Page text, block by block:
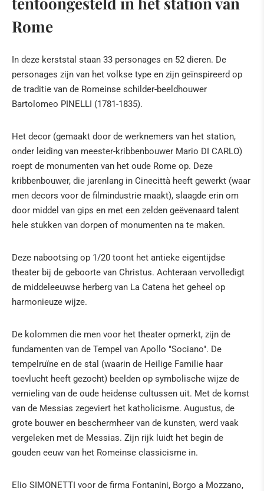
Rome
In deze kerststal staan 33 personages en 52 dieren. De
personages zijn van het volkse type en zijn geïnspireerd op
de traditie van de Romeinse schilder-beeldhouwer
Bartolomeo PINELLI (1781-1835).
Het decor (gemaakt door de werknemers van het station,
onder leiding van meester-kribbenbouwer Mario DI CARLO)
roept de monumenten van het oude Rome op. Deze
kribbenbouwer, die jarenlang in Cinecittà heeft gewerkt (waar
men decors voor de filmindustrie maakt), slaagde erin om
door middel van gips en met een zelden geëvenaard talent
hele stukken van dorpen of monumenten na te maken.
Deze nabootsing op 1/20 toont het antieke eigentijdse
theater bij de geboorte van Christus. Achteraan vervolledigt
de middeleeuwse herberg van La Catena het geheel op
harmonieuze wijze.
De kolommen die men voor het theater opmerkt, zijn de
fundamenten van de Tempel van Apollo "Sociano". De
tempelruïne en de stal (waarin de Heilige Familie haar
toevlucht heeft gezocht) beelden op symbolische wijze de
vernieling van de oude heidense cultussen uit. Met de komst
van de Messias zegeviert het katholicisme. Augustus, de
grote bouwer en beschermheer van de kunsten, werd vaak
vergeleken met de Messias. Zijn rijk luidt het begin de
gouden eeuw van het Romeinse classicisme in.
Elio SIMONETTI voor de firma Fontanini, Borgo a Mozzano,